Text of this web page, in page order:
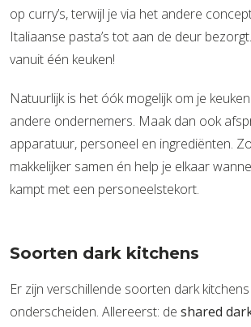
op curry’s, terwijl je via het andere
Italiaanse pasta’s tot aan de deur
vanuit één keuken!
Natuurlijk is het óók mogelijk om je
andere ondernemers. Maak dan ook
apparatuur, personeel en ingrediënten.
makkelijker samen én help je elkaar
kampt met een personeelstekort.
Soorten dark kitchens
Er zijn verschillende soorten dark
onderscheiden. Allereerst: de shared